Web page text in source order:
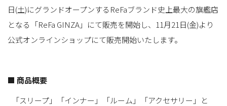
日(土)にグランドオープンするReFaブランド史上最大の旗艦店
となる「ReFa GINZA」にて販売を開始し、11月21日(金)より
公式オンラインショップにて販売開始いたします。
■ 商品概要
「スリープ」「インナー」「ルーム」「アクセサリー」と